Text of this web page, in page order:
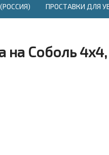
ПРОСТАВКИ ДЛЯ
Соболь